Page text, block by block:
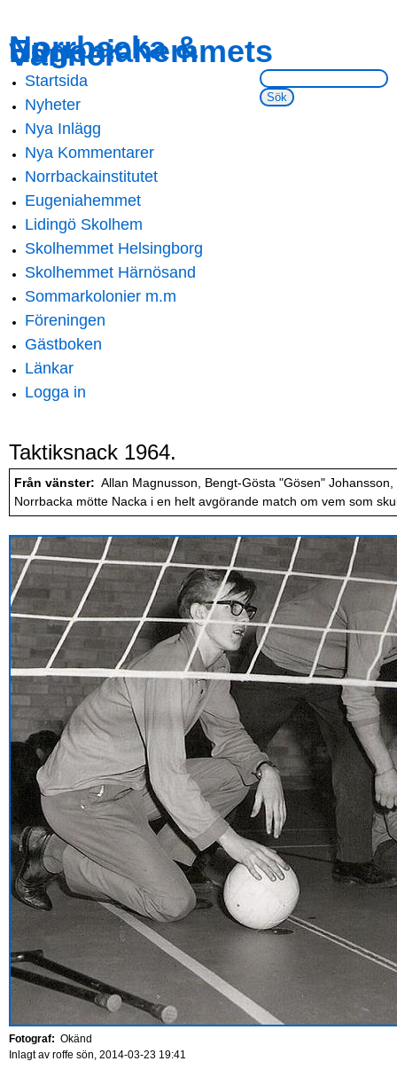
main
content
navigation
Norrbacka &
Eugeniahemmets
Vänner
Sök på webbsidan:
Main menu
Startsida
Nyheter
Nya Inlägg
Nya Kommentarer
Norrbackainstitutet
Eugeniahemmet
Lidingö Skolhem
Skolhemmet Helsingborg
Skolhemmet Härnösand
Sommarkolonier m.m
Föreningen
Gästboken
Länkar
Logga in
Taktiksnack 1964.
Från vänster: Allan Magnusson, Bengt-Gösta "Gösen"
Norrbacka mötte Nacka i en helt avgörande match om vem som
Fotograf: Okänd
Inlagt av roffe sön, 2014-03-23 19:41